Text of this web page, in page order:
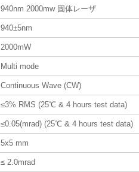
940nm 2000mw 固体レーザ
940±5nm
2000mW
Multi mode
Continuous Wave (CW)
≤3% RMS (25℃ & 4 hours test data)
≤0.05(mrad) (25℃ & 4 hours test data)
5x5 mm
≤ 2.0mrad